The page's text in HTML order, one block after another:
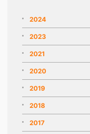
2024
2023
2021
2020
2019
2018
2017